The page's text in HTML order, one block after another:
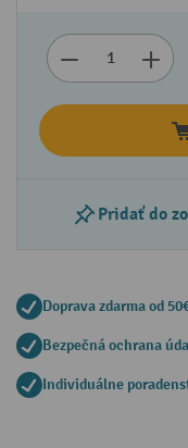
Pridať do
Doprava zdarma od
Bezpečná ochrana
Individuálne